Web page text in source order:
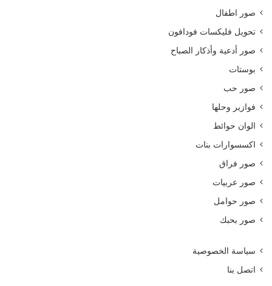
صور اطفال
تحويل فليكسات فودافون
صور أدعية وأذكار الصباح
بوستات
صور حب
فوازير وحلها
الوان حوائط
اكسسوارات بنات
صور فراق
صور عربيات
صور حوامل
صور بحبك
سياسة الخصوصية
اتصل بنا